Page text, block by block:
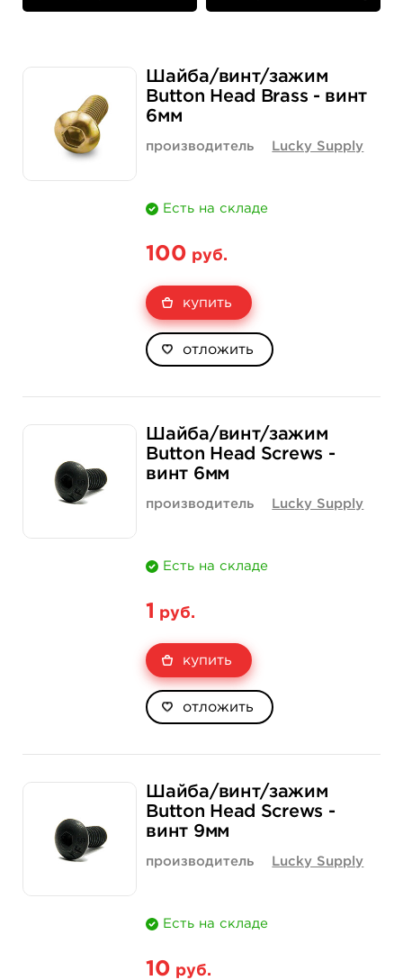
Шайба/винт/зажим
Button Head Brass - винт
6мм
производитель Lucky Supply
Есть на складе
100 руб.
купить
отложить
Шайба/винт/зажим
Button Head Screws -
винт 6мм
производитель Lucky Supply
Есть на складе
1 руб.
купить
отложить
Шайба/винт/зажим
Button Head Screws -
винт 9мм
производитель Lucky Supply
Есть на складе
10 руб.